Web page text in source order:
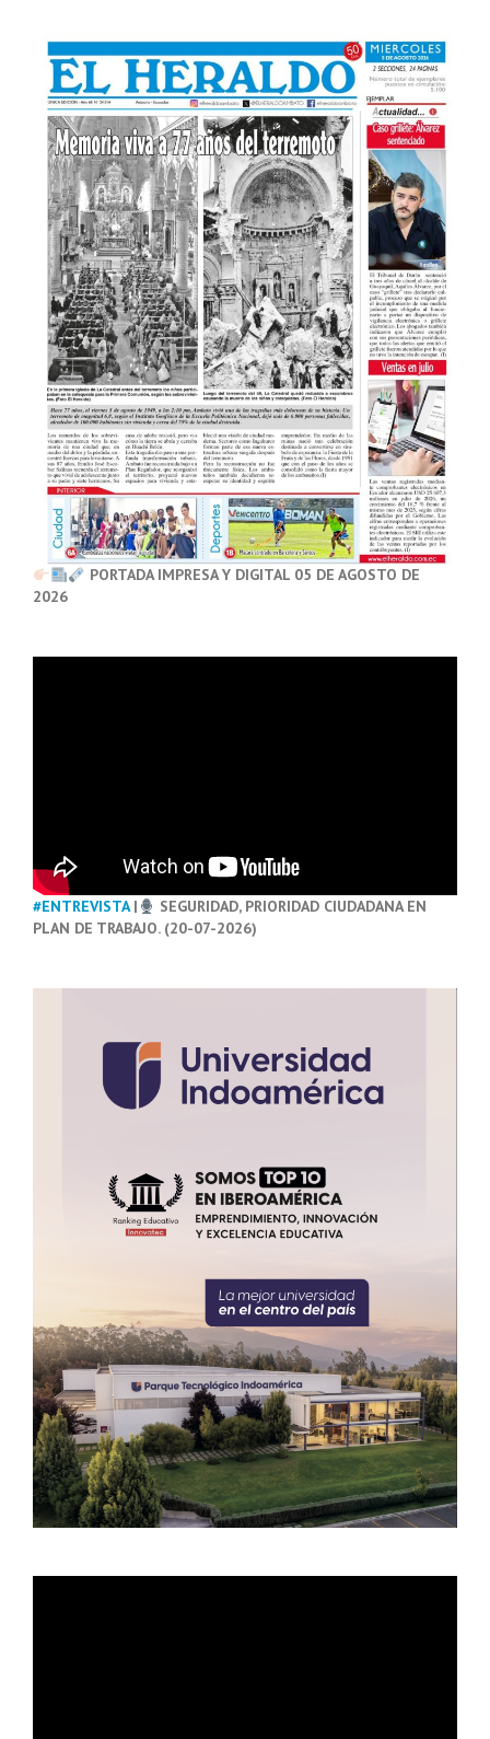
PORTADA IMPRESA Y DIGITAL 05 DE AGOSTO DE
2026
#ENTREVISTA|
SEGURIDAD, PRIORIDAD CIUDADANA EN
PLAN DE TRABAJO. (20-07-2026)